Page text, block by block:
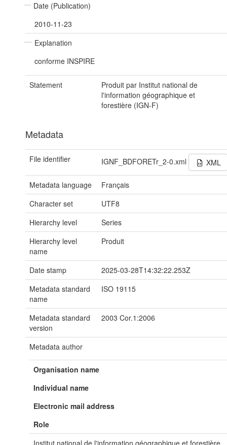
Date (Publication)
2010-11-23
Explanation
conforme INSPIRE
Statement
Produit par Institut national de
l'information géographique et
forestière (IGN-F)
Metadata
File identifier IGNF_BDFORETr_2-0.xml XML
Metadata language
Français
Character set
UTF8
Hierarchy level
Series
Hierarchy level
name
Produit
Date stamp
2025-03-28T14:32:22.253Z
Metadata standard
name
ISO 19115
Metadata standard
version
2003 Cor.1:2006
Metadata author
Organisation name
Individual name
Electronic mail address
Role
Institut national de l'information géographique et forestière